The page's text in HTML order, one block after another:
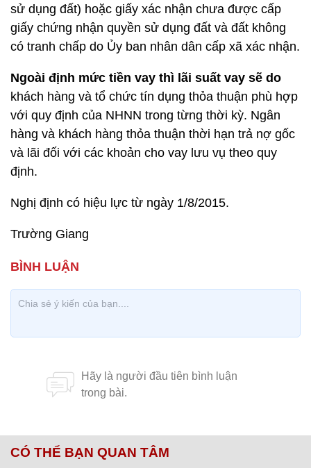
sử dụng đất) hoặc giấy xác nhận chưa được cấp
giấy chứng nhận quyền sử dụng đất và đất không
có tranh chấp do Ủy ban nhân dân cấp xã xác nhận.
Ngoài định mức tiền vay thì lãi suất vay sẽ do
khách hàng và tổ chức tín dụng thỏa thuận phù hợp
với quy định của NHNN trong từng thời kỳ. Ngân
hàng và khách hàng thỏa thuận thời hạn trả nợ gốc
và lãi đối với các khoản cho vay lưu vụ theo quy
định.
Nghị định có hiệu lực từ ngày 1/8/2015.
Trường Giang
CÓ THỂ BẠN QUAN TÂM